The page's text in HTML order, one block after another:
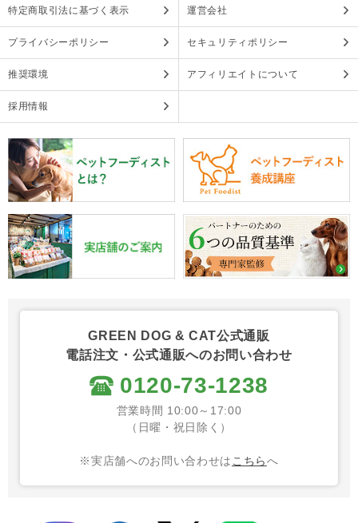
特定商取引法に基づく表示 運営会社
プライバシーポリシー セキュリティポリシー
推奨環境 アフィリエイトについて
採用情報
GREEN DOG & CAT公式通販
電話注文・公式通販へのお問い合わせ
0120-73-1238
営業時間 10:00～17:00
（日曜・祝日除く）
※実店舗へのお問い合わせは こちらへ